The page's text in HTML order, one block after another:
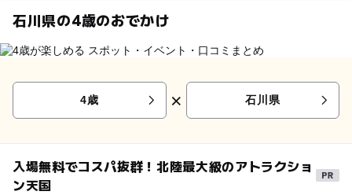
石川県の4歳のおでかけ
4歳 × 石川県
入場無料でコスパ抜群！北陸最大級のアトラクショ
ン天国